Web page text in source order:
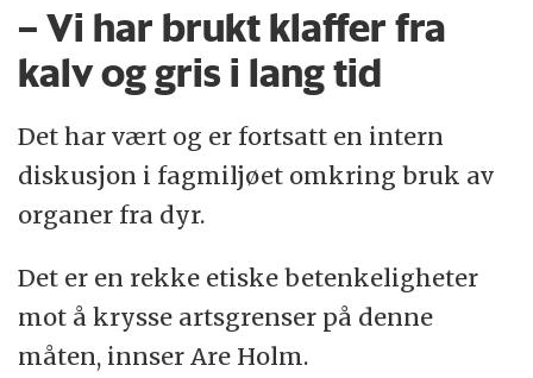
dødelig hjertefeil, og de manglet en
passende menneskebabydonor.
Baby Fae, som hun ble kalt, døde tre uker
etter transplantasjonen fordi kroppen
hennes utstøtte organet på grunn av
Dette regnes som den første «vellykkede»
transplantasjonen på tvers av arter, en
– Vi har brukt klaffer fra
kalv og gris i lang tid
Det har vært og er fortsatt en intern
diskusjon i fagmiljøet omkring bruk av
organer fra dyr.
Det er en rekke etiske betenkeligheter
mot å krysse artsgrenser på denne
måten, innser Are Holm.